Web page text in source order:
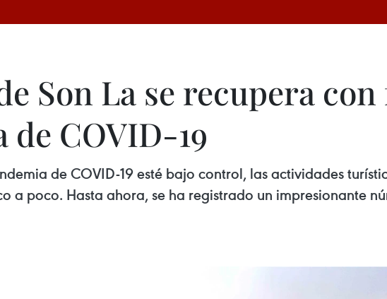
Son La se recupera
de COVID-19
de COVID-19 esté bajo control, las actividades
a poco. Hasta ahora, se ha registrado un impresionante